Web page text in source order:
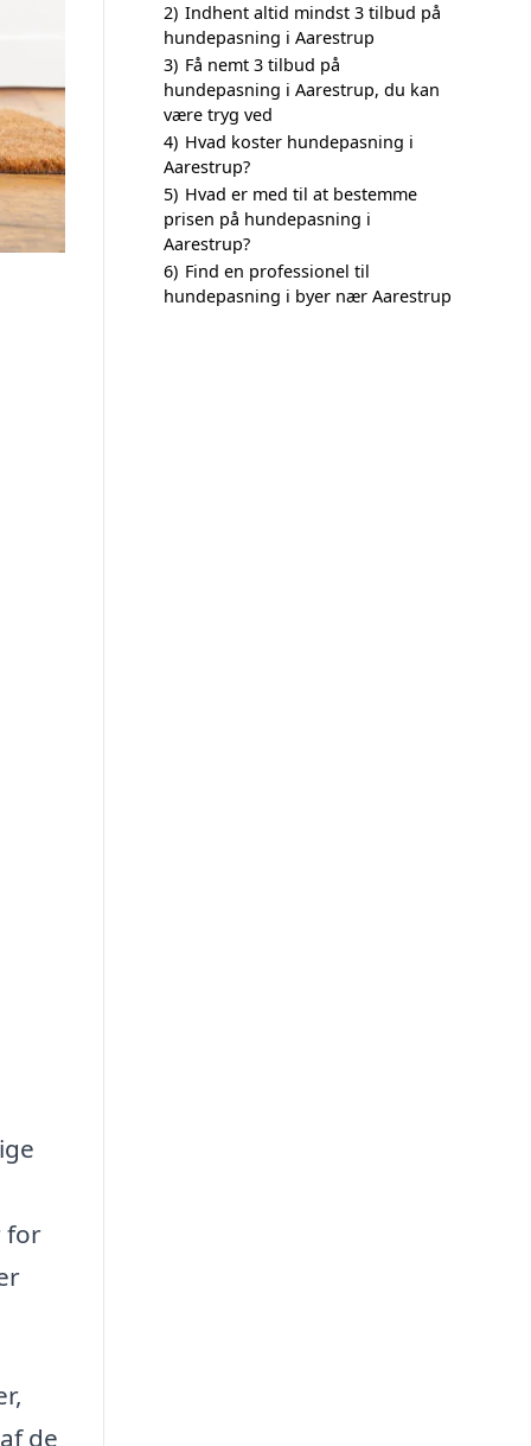
for
de
2) Indhent altid mindst 3 tilbud på
hundepasning i Aarestrup
3) Få nemt 3 tilbud på
hundepasning i Aarestrup, du kan
være tryg ved
4) Hvad koster hundepasning i
Aarestrup?
5) Hvad er med til at bestemme
prisen på hundepasning i
Aarestrup?
6) Find en professionel til
hundepasning i byer nær Aarestrup